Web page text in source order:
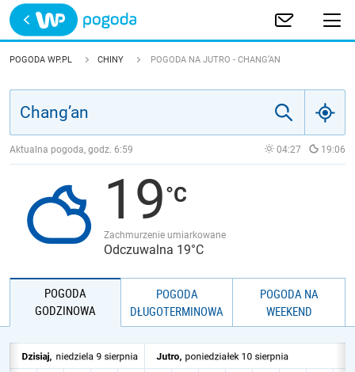
Trwa ładowanie
POLSKA
JAKOŚĆ POWIETRZA
POGODA WP.PL CHINY POGODA NA JUTRO - CHANG’AN
Aktualna pogoda, godz. 6:59 04:27 19:06
19
Zachmurzenie umiarkowane
Odczuwalna 19°C
POGODA
GODZINOWA
POGODA
DŁUGOTERMINOWA
POGODA NA
WEEKEND